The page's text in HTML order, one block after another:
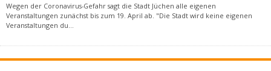
Wegen der Coronavirus-Gefahr sagt die Stadt Jüchen alle eigenen
Veranstaltungen zunächst bis zum 19. April ab. "Die Stadt wird keine eigenen
Veranstaltungen du